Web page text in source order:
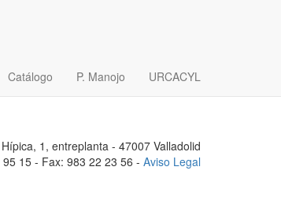
Catálogo P. Manojo URCACYL
1, entreplanta - 47007 Valladolid
15 - Fax: 983 22 23 56 - Aviso Legal